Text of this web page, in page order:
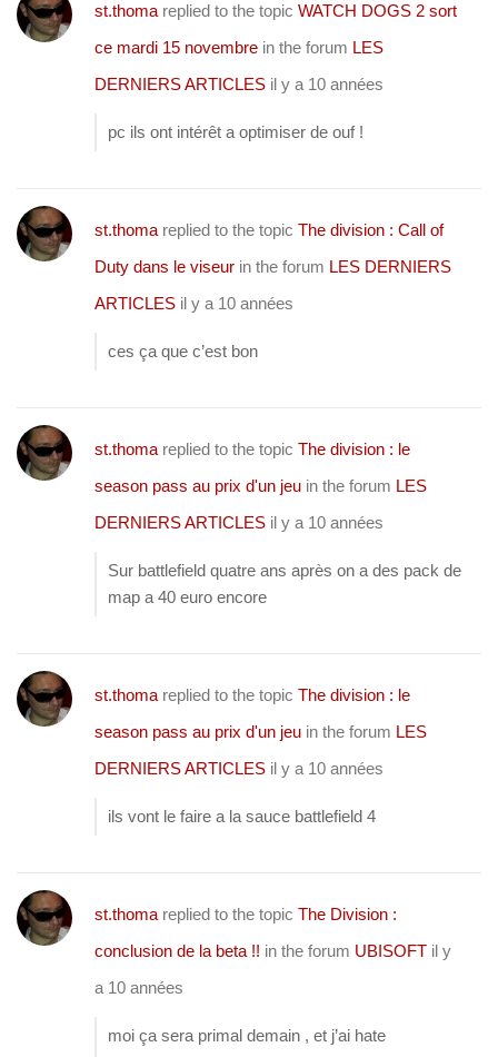
st.thoma replied to the topic WATCH DOGS 2 sort
ce mardi 15 novembre in the forum LES
DERNIERS ARTICLES il y a 10 années
pc ils ont intérêt a optimiser de ouf !
st.thoma replied to the topic The division : Call of
Duty dans le viseur in the forum LES DERNIERS
ARTICLES il y a 10 années
ces ça que c’est bon
st.thoma replied to the topic The division : le
season pass au prix d'un jeu in the forum LES
DERNIERS ARTICLES il y a 10 années
Sur battlefield quatre ans après on a des pack de
map a 40 euro encore
st.thoma replied to the topic The division : le
season pass au prix d'un jeu in the forum LES
DERNIERS ARTICLES il y a 10 années
ils vont le faire a la sauce battlefield 4
st.thoma replied to the topic The Division :
conclusion de la beta !! in the forum UBISOFT il y
a 10 années
moi ça sera primal demain , et j’ai hate